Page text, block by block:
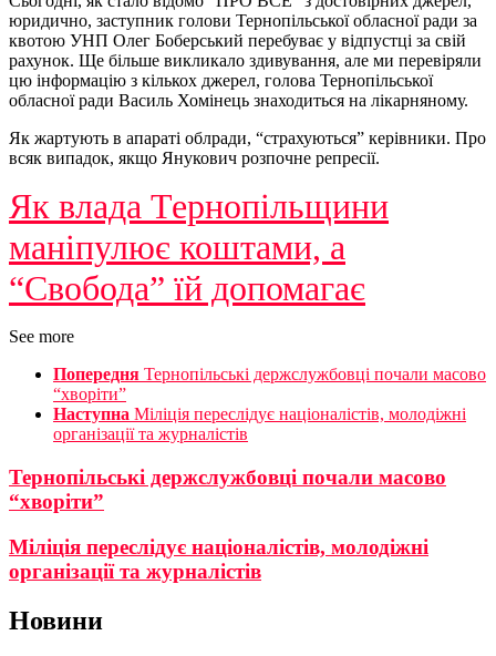
юридично, заступник голови Тернопільської обласної ради за
квотою УНП Олег Боберський перебуває у відпустці за свій
рахунок. Ще більше викликало здивування, але ми перевіряли
цю інформацію з кількох джерел, голова Тернопільської
обласної ради Василь Хомінець знаходиться на лікарняному.
Як жартують в апараті облради, “страхуються” керівники. Про
всяк випадок, якщо Янукович розпочне репресії.
Як влада Тернопільщини
маніпулює коштами, а
“Свобода” їй допомагає
See more
Попередня Тернопільські держслужбовці почали масово
“хворіти”
Наступна Міліція переслідує націоналістів, молодіжні
організації та журналістів
Тернопільські держслужбовці почали масово
“хворіти”
Міліція переслідує націоналістів, молодіжні
організації та журналістів
Новини